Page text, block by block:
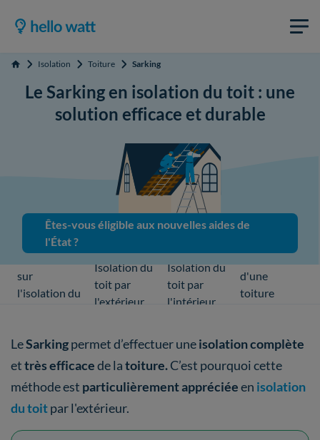
Accueil Isolation Toiture Sarking
Le Sarking en isolation du toit : une
solution efficace et durable
Êtes-vous éligible aux nouvelles aides de
l'État ?
sur
l'isolation du
Isolation du
toit par
l'extérieur
Isolation du
toit par
l'intérieur
d'une
toiture
LeSarkingpermet d’effectuer uneisolation complète
ettrès efficacede latoiture.C’est pourquoi cette
méthode est particulièrement appréciéeen isolation
du toitpar l'extérieur.